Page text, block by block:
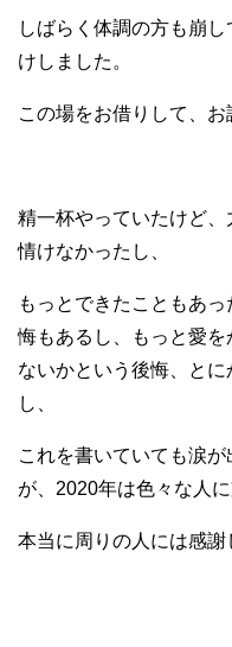
しばらく体調の方も崩
けしました。
この場をお借りして、お
精一杯やっていたけど
情けなかったし、
もっとできたこともあ
悔もあるし、もっと愛
ないかという後悔、と
し、
これを書いていても涙
が、2020年は色々な人
本当に周りの人には感謝